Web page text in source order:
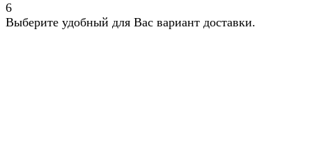
6
Выберите удобный для Вас вариант доставки.